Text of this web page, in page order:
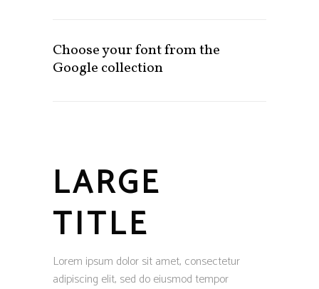
Choose your font from the
Google collection
LARGE
TITLE
Lorem ipsum dolor sit amet, consectetur
adipiscing elit, sed do eiusmod tempor